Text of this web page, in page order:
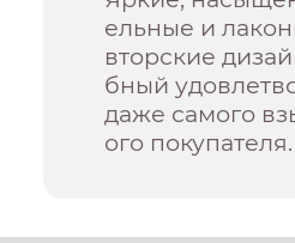
ельные и
вторские
бный
даже самого
ого покупателя.